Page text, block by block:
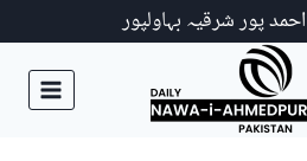
پور شرقیہ بہاولپور